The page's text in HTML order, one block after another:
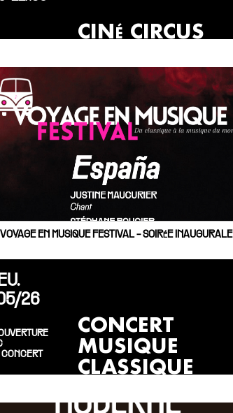
CINé CIRCUS
VOYAGE EN MUSIQUE FESTIVAL - SOIRéE INAUGURALE
CONCERT
MUSIQUE
CLASSIQUE
26